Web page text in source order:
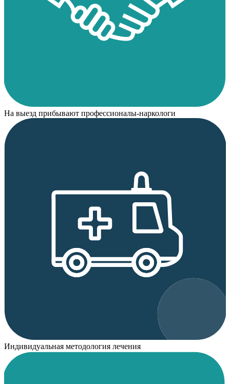
На выезд прибывают профессионалы-наркологи
Индивидуальная методология лечения